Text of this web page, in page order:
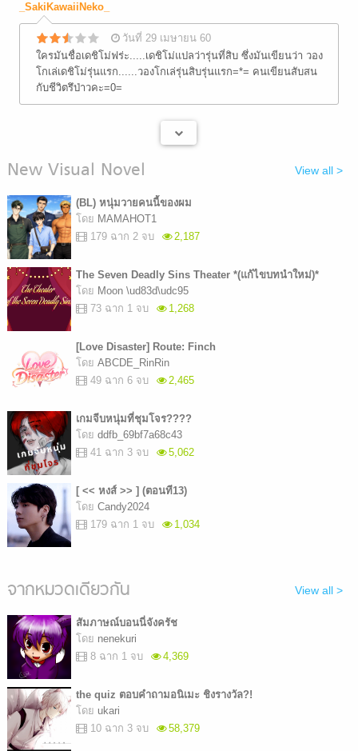
_SakiKawaiiNeko_
วันที่ 29 เมษายน 60
ใครมันชื่อเดชิโม่ฟร่ะ.....เดชิโม่แปลว่ารุ่นที่สิบ ซึ่งมันเขียนว่า วอง
โกเล่เดชิโม่รุ่นแรก......วองโกเล่รุ่นสิบรุ่นแรก=*= คนเขียนสับสน
กับชีวิตรึป่าวคะ=0=
New Visual Novel View all >
(BL) หนุ่มวายคนนี้ของผม
โดย MAMAHOT1
179 ฉาก 2 จบ
2,187
The Seven Deadly Sins Theater *(แก้ไขบทนำใหม่)*
โดย Moon \ud83d\udc95
73 ฉาก 1 จบ
1,268
[Love Disaster] Route: Finch
โดย ABCDE_RinRin
49 ฉาก 6 จบ
2,465
เกมจีบหนุ่มที่ชุมโจร????
โดย ddfb_69bf7a68c43
41 ฉาก 3 จบ
5,062
[ << หงส์ >> ] (ตอนที13)
โดย Candy2024
179 ฉาก 1 จบ
1,034
จากหมวดเดียวกัน View all >
สัมภาษณ์บอนนี่จังครัช
โดย nenekuri
8 ฉาก 1 จบ
4,369
the quiz ตอบคำถามอนิเมะ ชิงรางวัล?!
โดย ukari
10 ฉาก 3 จบ
58,379